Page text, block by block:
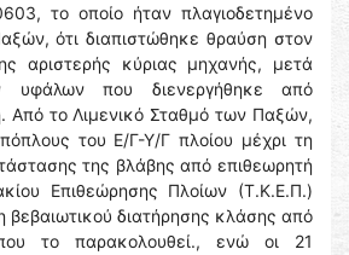
το οποίο ήταν πλαγιοδετημένο
ότι διαπιστώθηκε θραύση στον
αριστερής κύριας μηχανής, μετά
που διενεργήθηκε από
Από το Λιμενικό Σταθμό των Παξών,
του Ε/Γ-Υ/Γ πλοίου μέχρι τη
της βλάβης από επιθεωρητή
Επιθεώρησης Πλοίων (Τ.Κ.Ε.Π.)
βεβαιωτικού διατήρησης κλάσης από
το παρακολουθεί., ενώ οι 21